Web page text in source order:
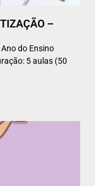
–
do Ensino
5 aulas (50